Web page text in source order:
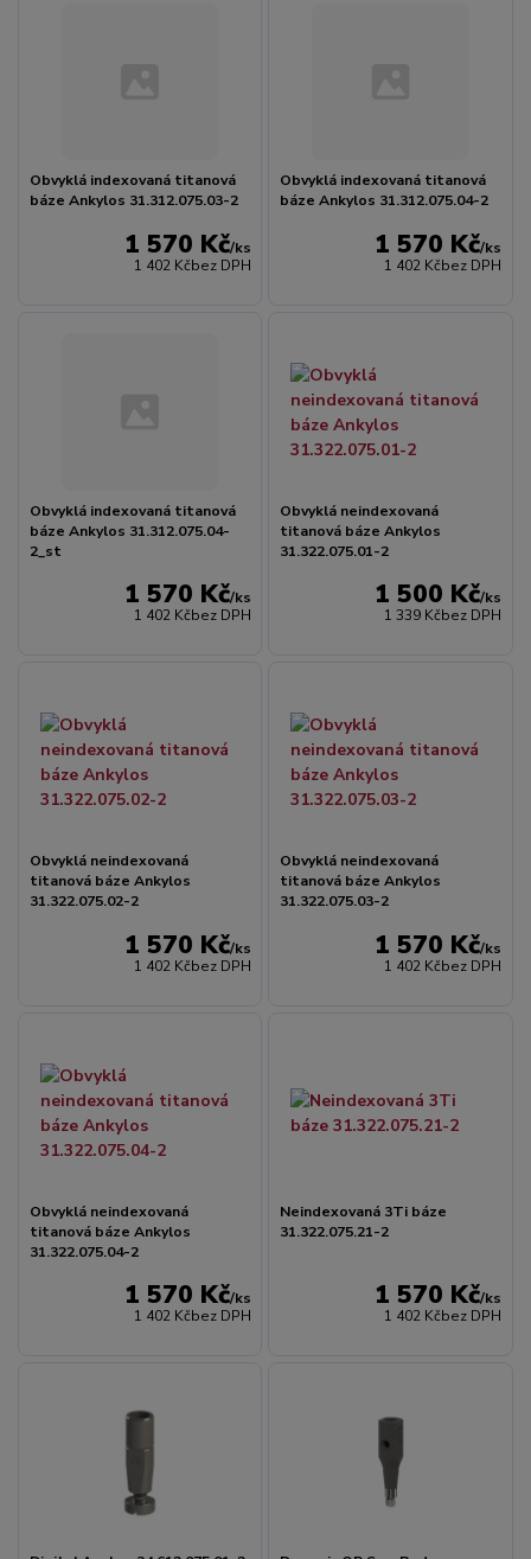
Obvyklá indexovaná titanová
báze Ankylos 31.312.075.03-2
1 570 Kč/ks
1 402 Kčbez DPH
Obvyklá indexovaná titanová
báze Ankylos 31.312.075.04-2
1 570 Kč/ks
1 402 Kčbez DPH
Obvyklá indexovaná titanová
báze Ankylos 31.312.075.04-
2_st
1 570 Kč/ks
1 402 Kčbez DPH
Obvyklá neindexovaná
titanová báze Ankylos
31.322.075.01-2
1 500 Kč/ks
1 339 Kčbez DPH
Obvyklá neindexovaná
titanová báze Ankylos
31.322.075.02-2
1 570 Kč/ks
1 402 Kčbez DPH
Obvyklá neindexovaná
titanová báze Ankylos
31.322.075.03-2
1 570 Kč/ks
1 402 Kčbez DPH
Obvyklá neindexovaná
titanová báze Ankylos
31.322.075.04-2
1 570 Kč/ks
1 402 Kčbez DPH
Neindexovaná 3Ti báze
31.322.075.21-2
1 570 Kč/ks
1 402 Kčbez DPH